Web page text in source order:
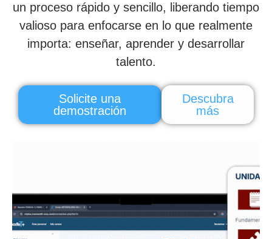
un proceso rápido y sencillo, liberando tiempo
valioso para enfocarse en lo que realmente
importa: enseñar, aprender y desarrollar
talento.
Solicite una
demostración
Descubra
más